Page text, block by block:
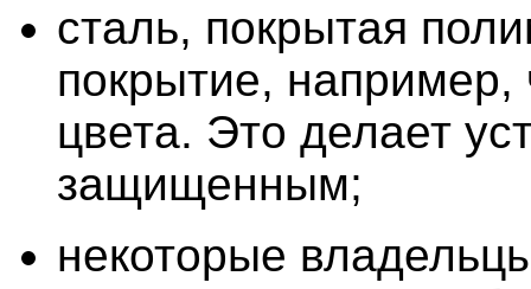
сталь, покрытая
покрытие, например,
цвета. Это делает
защищенным;
некоторые